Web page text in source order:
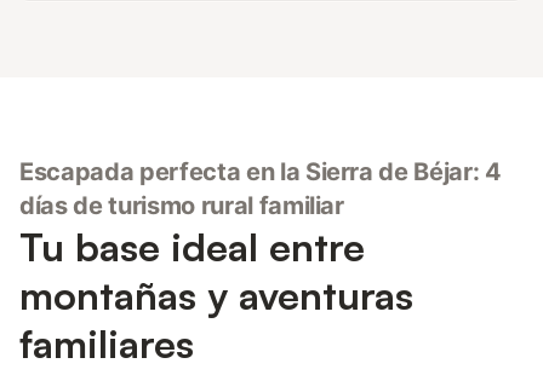
Escapada perfecta en la Sierra de Béjar: 4
días de turismo rural familiar
Tu base ideal entre
montañas y aventuras
familiares